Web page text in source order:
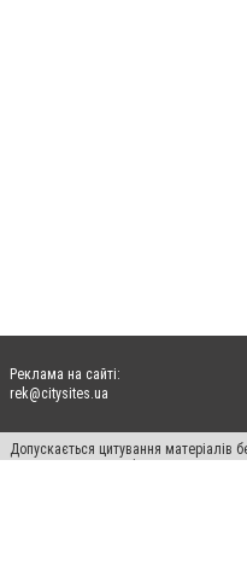
Реклама на сайті:
rek@citysites.ua
Допускається цитування матеріалів
пошукових систем гіперпосилання